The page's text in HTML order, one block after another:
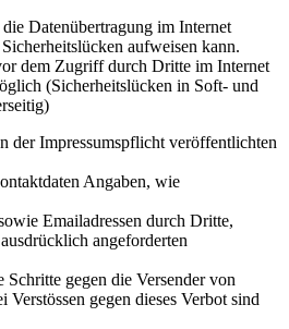
Datenübertragung im Internet
aufweisen kann.
dem Zugriff durch Dritte im Internet
(Sicherheitslücken in Soft- und
der Impressumspflicht veröffentlichten
Angaben, wie
Emailadressen durch Dritte,
angeforderten
Schritte gegen die Versender von
Verstössen gegen dieses Verbot sind